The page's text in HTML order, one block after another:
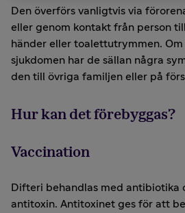
Den överförs vanligtvis via
eller genom kontakt från person
händer eller toalettutrymmen.
sjukdomen har de sällan några
den till övriga familjen eller på
Hur kan det förebyggas?
Vaccination
Difteri behandlas med
antitoxin. Antitoxinet ges för att